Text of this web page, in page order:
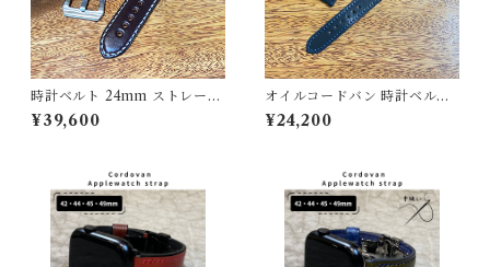
時計ベルト 24mm ストレー
ト オイルコードバン・バー
ガンディ・甲丸 極太1番糸
¥39,600
オイルコードバン 時計ベルト
ネイビー 19mm-16mm【ス
タンダード】フルフラット
¥24,200